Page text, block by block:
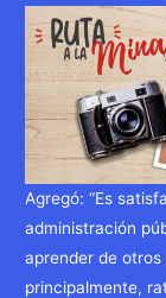
Agregó: “Es
administración
aprender de
principalmente,